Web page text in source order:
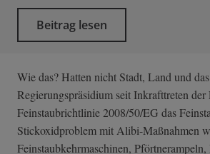
Beitrag lesen
Wie das? Hatten nicht Stadt, Land und
Regierungspräsidium seit Inkrafttreten
Feinstaubrichtlinie 2008/50/EG das
Stickoxidproblem mit Alibi-Maßnahmen
Feinstaubkehrmaschinen,